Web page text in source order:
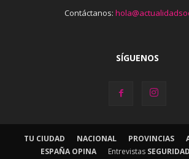
Contáctanos:
SÍGUENOS
TU CIUDAD NACIONAL PROVINCIAS
ESPAÑA OPINA
Entrevistas